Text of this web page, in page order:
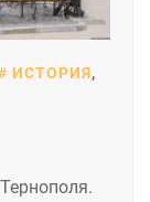
ИСТОРИЯ,